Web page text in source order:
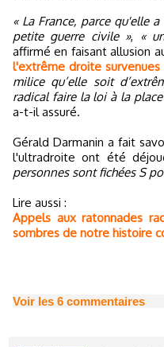
« La France, parce qu'elle
petite guerre civile », «
affirmé en faisant allusion
l'extrême droite survenues
milice qu’elle soit
radical faire la loi à la
a-t-il assuré.
Gérald Darmanin a fait
l'ultradroite ont été
personnes sont fichées S
Lire aussi :
Appels aux ratonnades
sombres de notre histoire
Voir les 6 commentaires